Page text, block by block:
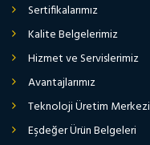
Sertifikalarımız
Kalite Belgelerimiz
Hizmet ve Servislerimiz
Avantajlarımız
Teknoloji Üretim Merkezi
Eşdeğer Ürün Belgeleri